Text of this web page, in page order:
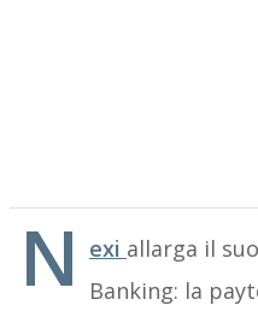
N exi allarga il
Banking: la